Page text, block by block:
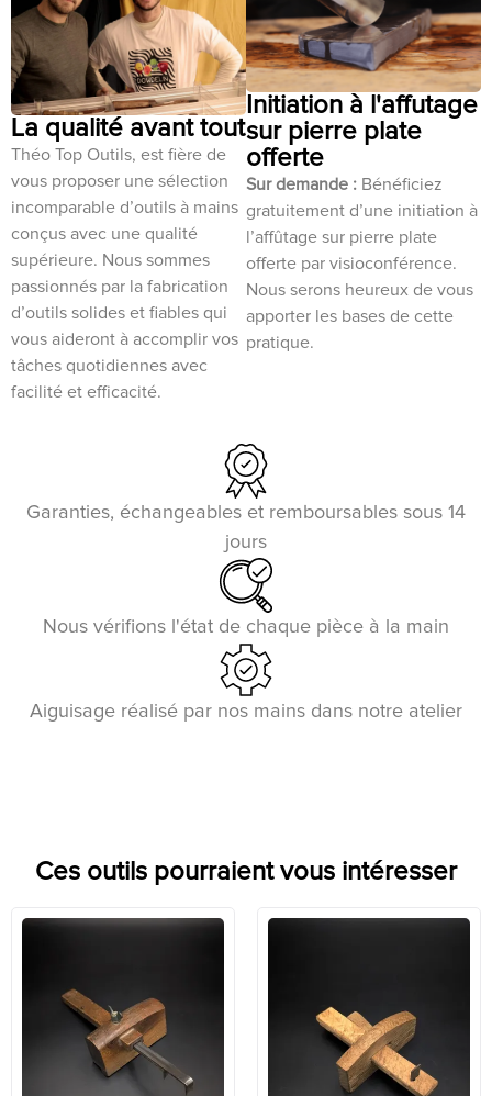
La qualité avant tout
Théo Top Outils, est fière de
vous proposer une sélection
incomparable d’outils à mains
conçus avec une qualité
supérieure. Nous sommes
passionnés par la fabrication
d’outils solides et fiables qui
vous aideront à accomplir vos
tâches quotidiennes avec
facilité et efficacité.
Initiation à l'affutage
sur pierre plate
offerte
Sur demande : Bénéficiez
gratuitement d’une initiation à
l’affûtage sur pierre plate
offerte par visioconférence.
Nous serons heureux de vous
apporter les bases de cette
pratique.
Garanties, échangeables et remboursables sous 14
jours
Nous vérifions l'état de chaque pièce à la main
Aiguisage réalisé par nos mains dans notre atelier
Ces outils pourraient vous intéresser